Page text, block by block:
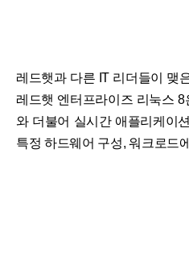
레드햇과 다른 IT 리더들이 맺
레드햇 엔터프라이즈 리눅스
와 더불어 실시간 애플리케이
특정 하드웨어 구성, 워크로드